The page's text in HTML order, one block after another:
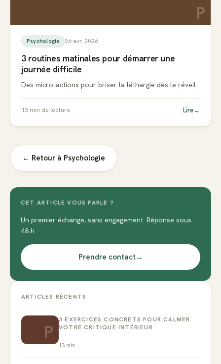
P
Psychologie 26 avr. 2026
3 routines matinales pour démarrer une
journée difficile
Des micro-actions pour briser la léthargie dès le réveil.
13 min de lecture Lire→
← Retour à Psychologie
CET ARTICLE VOUS PARLE ?
Un premier échange, sans engagement. Réponse sous
48 h.
Prendre contact→
ARTICLES RÉCENTS
P
3 EXERCICES CONCRETS POUR CALMER
VOTRE CRITIQUE INTÉRIEUR
13 min